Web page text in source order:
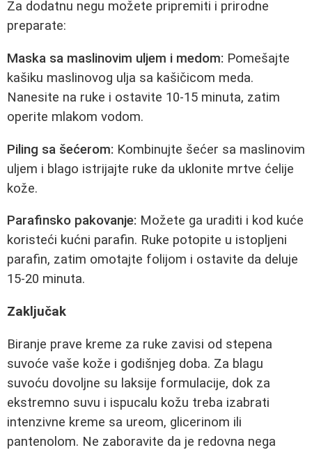
Za dodatnu negu možete pripremiti i prirodne
preparate:
Maska sa maslinovim uljem i medom: Pomešajte
kašiku maslinovog ulja sa kašičicom meda.
Nanesite na ruke i ostavite 10-15 minuta, zatim
operite mlakom vodom.
Piling sa šećerom: Kombinujte šećer sa maslinovim
uljem i blago istrijajte ruke da uklonite mrtve ćelije
kože.
Parafinsko pakovanje: Možete ga uraditi i kod kuće
koristeći kućni parafin. Ruke potopite u istopljeni
parafin, zatim omotajte folijom i ostavite da deluje
15-20 minuta.
Zaključak
Biranje prave kreme za ruke zavisi od stepena
suvoće vaše kože i godišnjeg doba. Za blagu
suvoću dovoljne su laksije formulacije, dok za
ekstremno suvu i ispucalu kožu treba izabrati
intenzivne kreme sa ureom, glicerinom ili
pantenolom. Ne zaboravite da je redovna nega